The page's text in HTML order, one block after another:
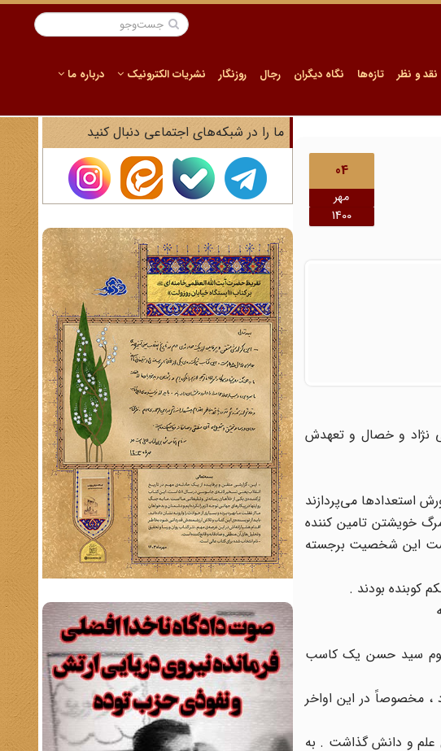
نقد و نظر تازه‌ها نگاه دیگران رجال روزنگار نشریات الکترونیک درباره ما
04
مهر
1400
نژاد و خصال و تعهدش
استعدادها می‌پردازند
خویشتن تامین کننده
است این شخصیت برجسته
کوبنده بودند .
مرحوم سید حسن یک کاسب
، مخصوصاً در این اواخر
علم و دانش گذاشت . به
ما را در شبکه‌های اجتماعی دنبال کنید